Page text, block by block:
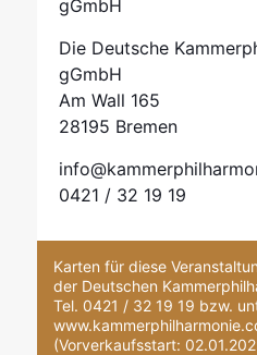
gGmbH
Die Deutsche
gGmbH
Am Wall 165
28195 Bremen
0421 / 32 19 19
Karten für diese
der Deutschen
Tel. 0421 / 32 19 19 bzw.
(Vorverkaufsstart: